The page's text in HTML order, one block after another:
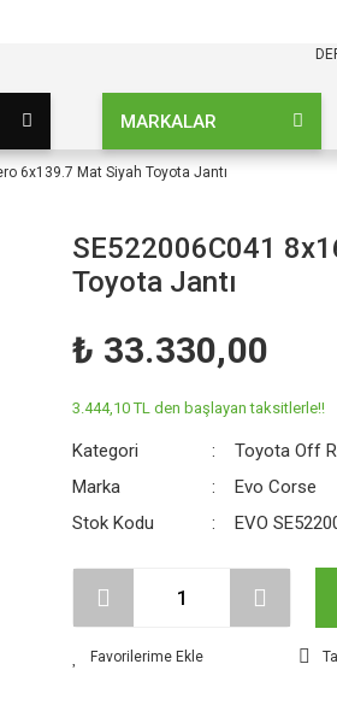
MARKALAR
6x139.7 Mat Siyah Toyota Jantı
SE522006C041
Toyota Jantı
₺ 33.330,00
3.444,10 TL den başlayan taksitlerle!!
Kategori Toyota Off
Marka
Evo Corse
Stok Kodu
EVO